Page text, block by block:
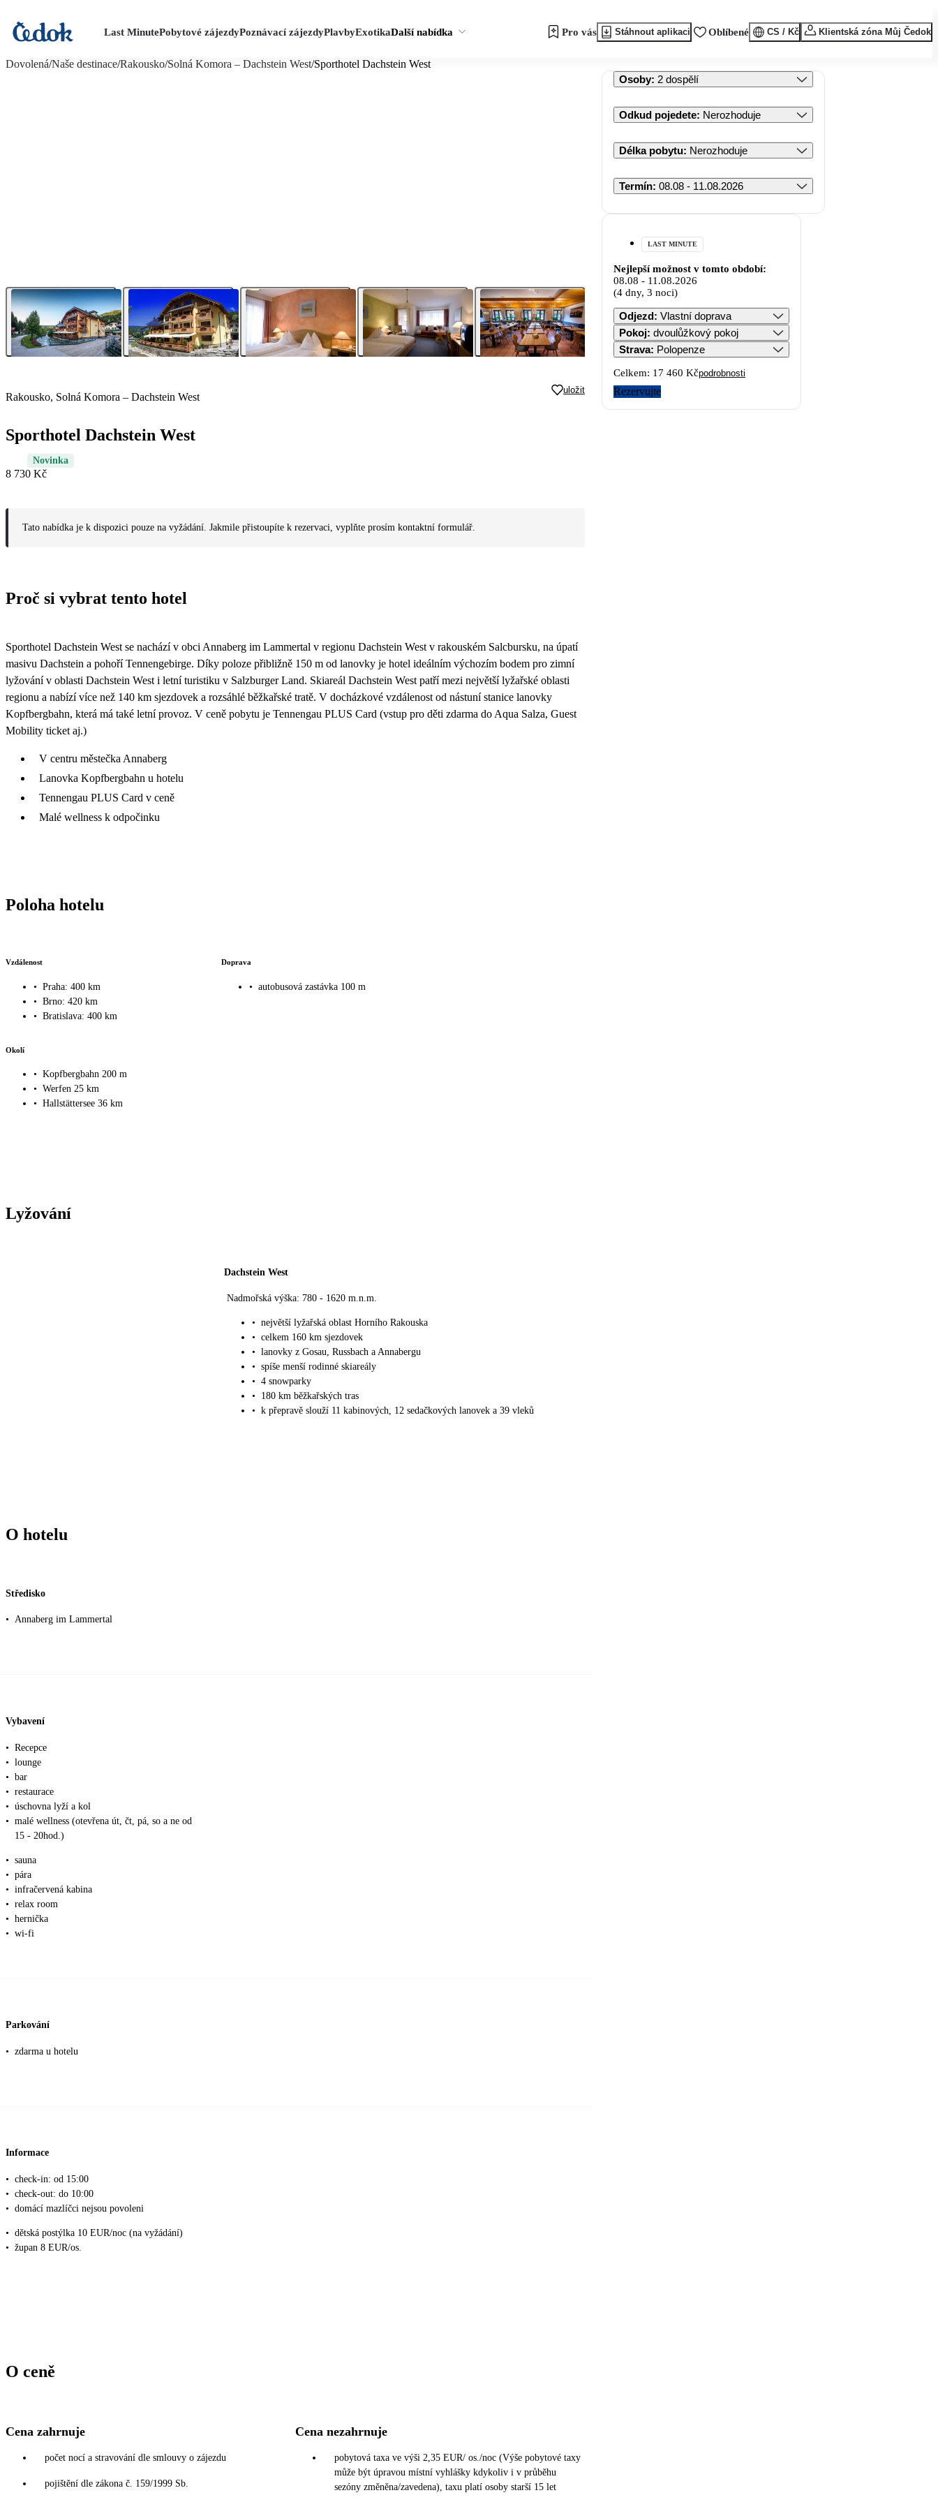
Last MinutePobytové zájezdyPoznávací zájezdyPlavbyExotikaDalší nabídka Pro vás Stáhnout aplikaci Oblíbené CS / Kč Klientská zóna Můj Čedok
Dovolená/Naše destinace/Rakousko/Solná Komora – Dachstein West/Sporthotel Dachstein West
Rakousko, Solná Komora – Dachstein West
uložit
Sporthotel Dachstein West
Novinka
8 730 Kč
Tato nabídka je k dispozici pouze na vyžádání. Jakmile přistoupíte k rezervaci, vyplňte prosím kontaktní formulář.
Proč si vybrat tento hotel
Sporthotel Dachstein West se nachází v obci Annaberg im Lammertal v regionu Dachstein West v rakouském Salcbursku, na úpatí
masivu Dachstein a pohoří Tennengebirge. Díky poloze přibližně 150 m od lanovky je hotel ideálním výchozím bodem pro zimní
lyžování v oblasti Dachstein West i letní turistiku v Salzburger Land. Skiareál Dachstein West patří mezi největší lyžařské oblasti
regionu a nabízí více než 140 km sjezdovek a rozsáhlé běžkařské tratě. V docházkové vzdálenost od nástuní stanice lanovky
Kopfbergbahn, která má také letní provoz. V ceně pobytu je Tennengau PLUS Card (vstup pro děti zdarma do Aqua Salza, Guest
Mobility ticket aj.)
V centru městečka Annaberg
Lanovka Kopfbergbahn u hotelu
Tennengau PLUS Card v ceně
Malé wellness k odpočinku
Poloha hotelu
Vzdálenost
• Praha: 400 km
• Brno: 420 km
• Bratislava: 400 km
Doprava
• autobusová zastávka 100 m
Okolí
• Kopfbergbahn 200 m
• Werfen 25 km
• Hallstättersee 36 km
Lyžování
Dachstein West
Nadmořská výška: 780 - 1620 m.n.m.
• největší lyžařská oblast Horního Rakouska
• celkem 160 km sjezdovek
• lanovky z Gosau, Russbach a Annabergu
• spíše menší rodinné skiareály
• 4 snowparky
•
180 km běžkařských tras
• k přepravě slouží 11 kabinových, 12 sedačkových lanovek a 39 vleků
O hotelu
Středisko
• Annaberg im Lammertal
Vybavení
• Recepce
• lounge
• bar
• restaurace
• úschovna lyží a kol
• malé wellness (otevřena út, čt, pá, so a ne od
15 - 20hod.)
• sauna
• pára
• infračervená kabina
• relax room
• hernička
• wi-fi
Parkování
• zdarma u hotelu
Informace
• check-in: od 15:00
• check-out: do 10:00
• domácí mazlíčci nejsou povoleni
• dětská postýlka 10 EUR/noc (na vyžádání)
• župan 8 EUR/os.
O ceně
Cena zahrnuje
počet nocí a stravování dle smlouvy o zájezdu
pojištění dle zákona č. 159/1999 Sb.
Cena nezahrnuje
pobytová taxa ve výši 2,35 EUR/ os./noc (Výše pobytové taxy
může být úpravou místní vyhlášky kdykoliv i v průběhu
sezóny změněna/zavedena), taxu platí osoby starší 15 let
Osoby: 2 dospělí
Odkud pojedete: Nerozhoduje
Délka pobytu: Nerozhoduje
Termín: 08.08 - 11.08.2026
LAST MINUTE
Nejlepší možnost v tomto období:
08.08 - 11.08.2026
(4 dny, 3 noci)
Odjezd: Vlastní doprava
Pokoj: dvoulůžkový pokoj
Strava: Polopenze
Celkem: 17 460 Kčpodrobnosti
Rezervujte